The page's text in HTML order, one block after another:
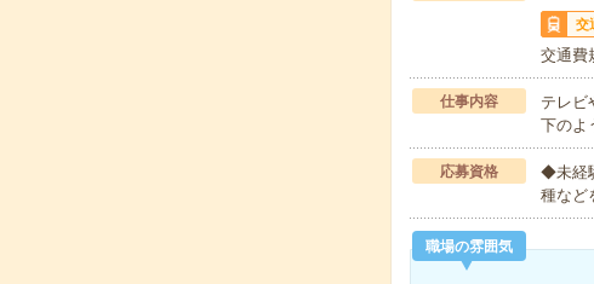
交
交通費
仕事内容
テレビ
下のよ
応募資格
◆未経
種など
職場の雰囲気